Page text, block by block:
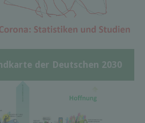
der Deutschen 2030